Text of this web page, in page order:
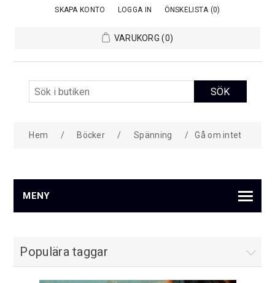
SKAPA KONTO LOGGA IN ÖNSKELISTA (0)
VARUKORG (0)
Hem / Böcker / Spänning / Gå om intet
MENY
Populära taggar